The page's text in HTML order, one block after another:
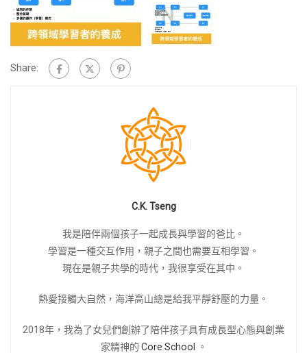
Share:
C.K. Tseng
我是陪伴兩個孩子一起成長與學習的爸比。
學習是一種交互作用，親子之間也需要互相學習。
現在是親子共學的時代，我很享受在其中。
熱愛接觸大自然，海洋高山總是給我平靜舒壓的力量。
2018年，我為了女兒們創辦了陪伴孩子具有成長型心態與創業
家精神的 Core School 。